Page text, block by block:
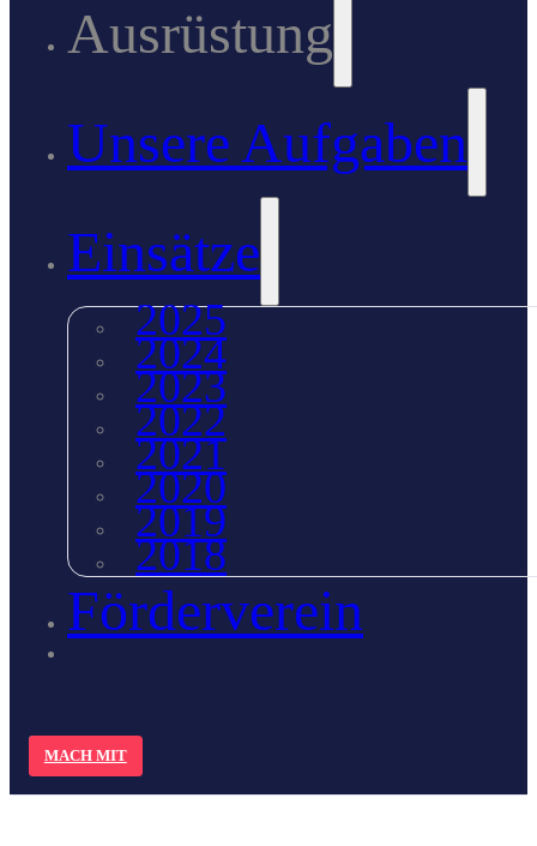
Ausrüstung
Unsere Aufgaben
Einsätze
2025
2024
2023
2022
2021
2020
2019
2018
Förderverein
MACH MIT